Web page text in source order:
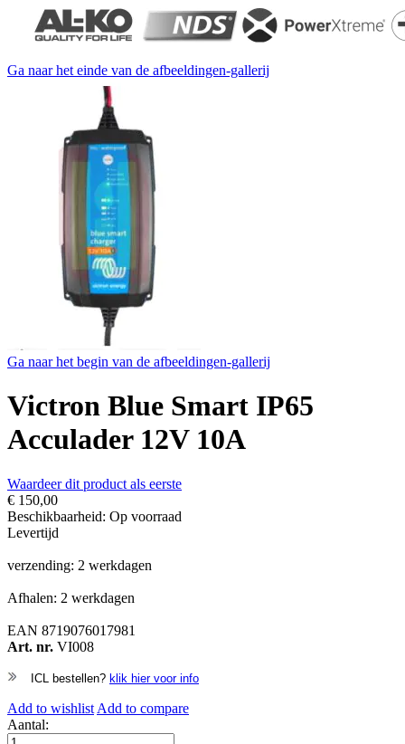
Ga naar het einde van de afbeeldingen-gallerij
Ga naar het begin van de afbeeldingen-gallerij
Victron Blue Smart IP65
Acculader 12V 10A
Waardeer dit product als eerste
€ 150,00
Beschikbaarheid: Op voorraad
Levertijd
verzending: 2 werkdagen
Afhalen: 2 werkdagen
EAN 8719076017981
Art. nr. VI008
ICL bestellen? klik hier voor info
Add to wishlist Add to compare
Aantal: